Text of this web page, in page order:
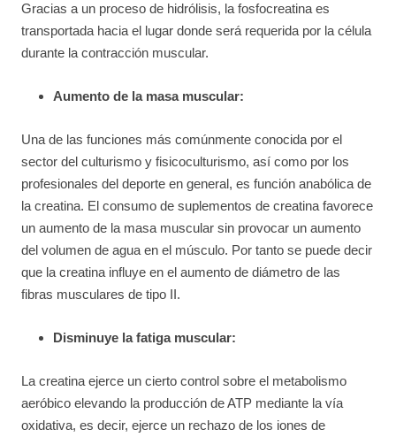
Gracias a un proceso de hidrólisis, la fosfocreatina es
transportada hacia el lugar donde será requerida por la célula
durante la contracción muscular.
Aumento de la masa muscular:
Una de las funciones más comúnmente conocida por el
sector del culturismo y fisicoculturismo, así como por los
profesionales del deporte en general, es función anabólica de
la creatina. El consumo de suplementos de creatina favorece
un aumento de la masa muscular sin provocar un aumento
del volumen de agua en el músculo. Por tanto se puede decir
que la creatina influye en el aumento de diámetro de las
fibras musculares de tipo II.
Disminuye la fatiga muscular:
La creatina ejerce un cierto control sobre el metabolismo
aeróbico elevando la producción de ATP mediante la vía
oxidativa, es decir, ejerce un rechazo de los iones de